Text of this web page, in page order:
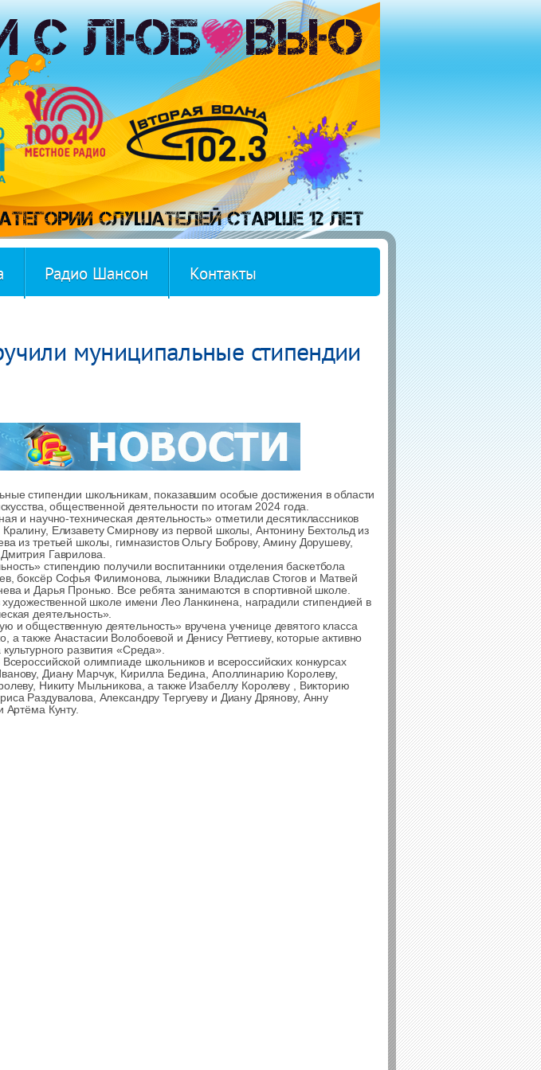
Радио Шансон Контакты
муниципальные стипендии
стипендии школьникам, показавшим особые достижения в области
общественной деятельности по итогам 2024 года.
и научно-техническая деятельность» отметили десятиклассников
Елизавету Смирнову из первой школы, Антонину Бехтольд из
из третьей школы, гимназистов Ольгу Боброву, Амину Дорушеву,
Гаврилова.
стипендию получили воспитанники отделения баскетбола
боксёр Софья Филимонова, лыжники Владислав Стогов и Матвей
и Дарья Пронько. Все ребята занимаются в спортивной школе.
художественной школе имени Лео Ланкинена, наградили стипендией в
деятельность».
и общественную деятельность» вручена ученице девятого класса
также Анастасии Волобоевой и Денису Реттиеву, которые активно
развития «Среда».
олимпиаде школьников и всероссийских конкурсах
Диану Марчук, Кирилла Бедина, Аполлинарию Королеву,
Никиту Мыльникова, а также Изабеллу Королеву , Викторию
Раздувалова, Александру Тергуеву и Диану Дрянову, Анну
Артёма Кунту.